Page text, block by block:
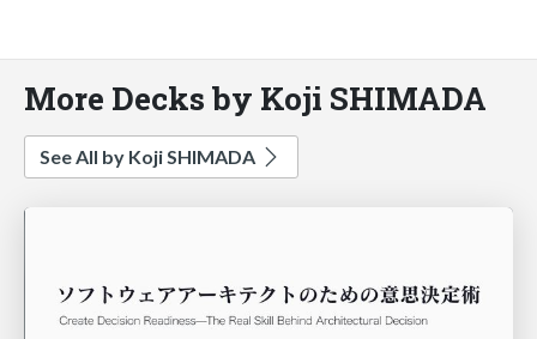
More Decks by Koji SHIMADA
See All by Koji SHIMADA